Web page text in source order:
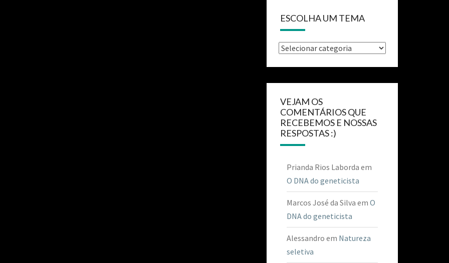
ESCOLHA UM TEMA
VEJAM OS
COMENTÁRIOS QUE
RECEBEMOS E NOSSAS
RESPOSTAS :)
Prianda Rios Laborda em
O DNA do geneticista
Marcos José da Silva em O
DNA do geneticista
Alessandro em Natureza
seletiva